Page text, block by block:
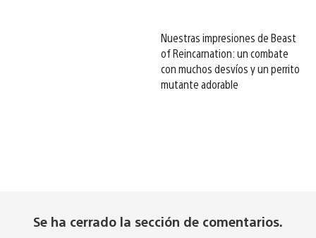
Nuestras impresiones de Beast
of Reincarnation: un combate
con muchos desvíos y un perrito
mutante adorable
Se ha cerrado la sección de comentarios.